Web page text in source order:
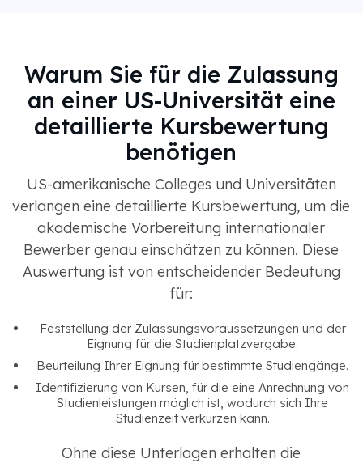
Warum Sie für die Zulassung
an einer US-Universität eine
detaillierte Kursbewertung
benötigen
US-amerikanische Colleges und Universitäten
verlangen eine detaillierte Kursbewertung, um die
akademische Vorbereitung internationaler
Bewerber genau einschätzen zu können. Diese
Auswertung ist von entscheidender Bedeutung
für:
Feststellung der Zulassungsvoraussetzungen und der
Eignung für die Studienplatzvergabe.
Beurteilung Ihrer Eignung für bestimmte Studiengänge.
Identifizierung von Kursen, für die eine Anrechnung von
Studienleistungen möglich ist, wodurch sich Ihre
Studienzeit verkürzen kann.
Ohne diese Unterlagen erhalten die